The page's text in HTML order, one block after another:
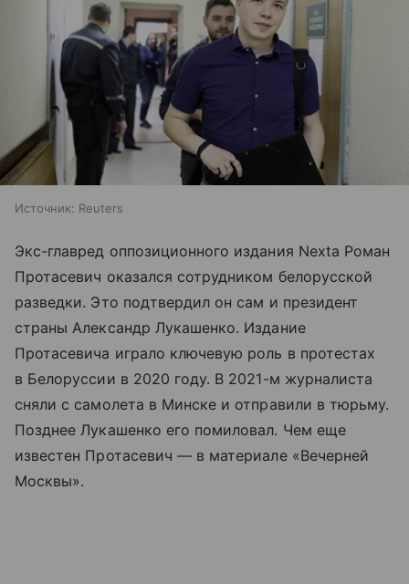
Источник: Reuters
Экс-главред оппозиционного издания Nexta Роман
Протасевич оказался сотрудником белорусской
разведки. Это подтвердил он сам и президент
страны Александр Лукашенко. Издание
Протасевича играло ключевую роль в протестах
в Белоруссии в 2020 году. В 2021-м журналиста
сняли с самолета в Минске и отправили в тюрьму.
Позднее Лукашенко его помиловал. Чем еще
известен Протасевич — в материале «Вечерней
Москвы».